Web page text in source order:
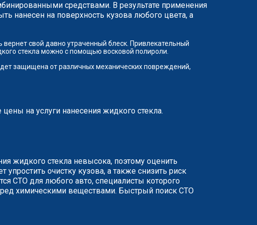
средствами. В результате применения
нанесен на поверхность кузова любого цвета, а
свой давно утраченный блеск. Привлекательный
стекла можно с помощью восковой полироли.
защищена от различных механических повреждений,
на услуги нанесения жидкого стекла.
жидкого стекла невысока, поэтому оценить
очистку кузова, а также снизить риск
СТО для любого авто, специалисты которого
химическими веществами. Быстрый поиск СТО